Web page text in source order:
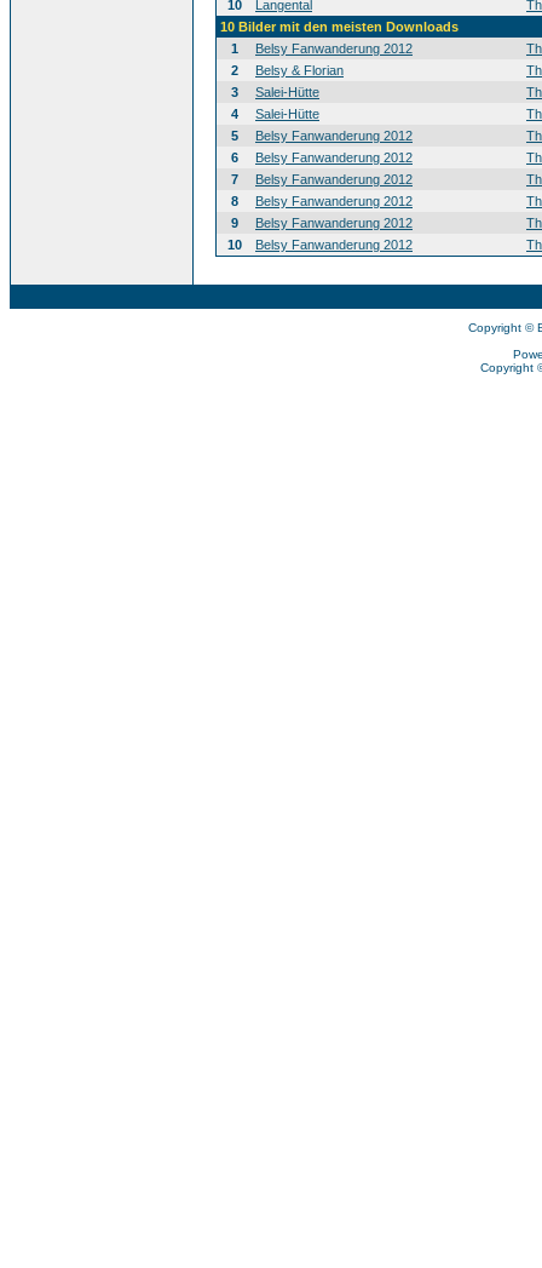
10
Langental
10 Bilder mit den meisten Downloads
1
Belsy Fanwanderung 2012
2
Belsy & Florian
3
Salei-Hütte
4
Salei-Hütte
5
Belsy Fanwanderung 2012
6
Belsy Fanwanderung 2012
7
Belsy Fanwanderung 2012
8
Belsy Fanwanderung 2012
9
Belsy Fanwanderung 2012
10
Belsy Fanwanderung 2012
Copyright ©
Copyright